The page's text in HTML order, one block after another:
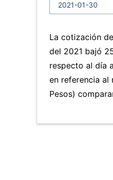
La cotización
del 2021 bajó
respecto al día
en referencia al
Pesos)